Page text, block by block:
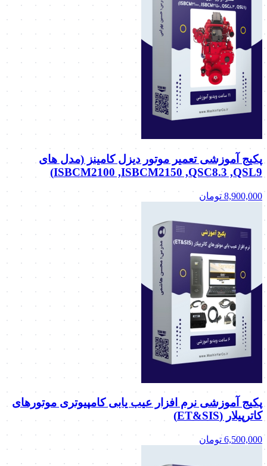
پکیج آموزشی تعمیر موتور دیزل کامینز (مدل های
ISBCM2100 ,ISBCM2150 ,QSC8.3 ,QSL9)
8,900,000 تومان
پکیج آموزشی نرم افزار عیب یابی کامپیوتری موتورهای
کاترپیلار (ET&SIS)
6,500,000 تومان